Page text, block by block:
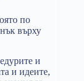
по
върху
и
и идеите,